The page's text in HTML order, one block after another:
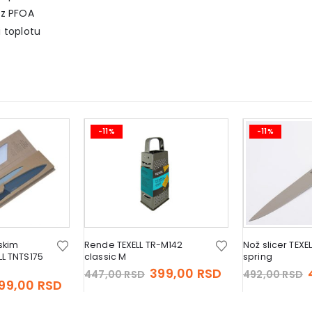
PFOA
toplotu
TNTS175
RSD Current
price
-11%
Rende TEXELL TR-M142
classic M
447,00RSD Original
price
399,00 RSD Current
-11%
Nož slicer
spring
492,00RSD